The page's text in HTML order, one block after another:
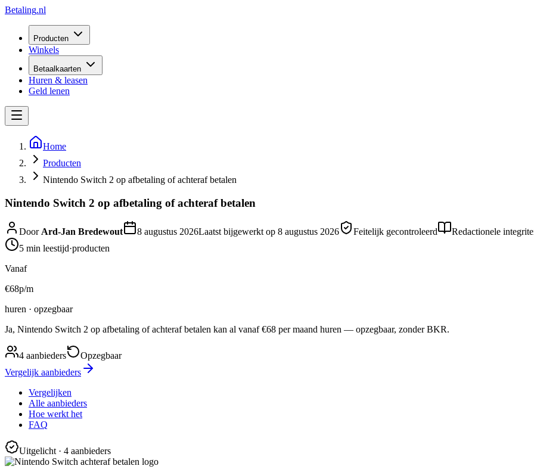
Betaling.nl
Producten
Winkels
Betaalkaarten
Huren & leasen
Geld lenen
Home
Producten
Nintendo Switch 2 op afbetaling of achteraf betalen
Nintendo Switch 2 op afbetaling of achteraf betalen
DoorArd-Jan Bredewout 8 augustus 2026Laatst bijgewerkt op 8 augustus 2026 Feitelijk gecontroleerd
Redactionele
5 min leestijd·producten
Vanaf
€68p/m
huren · opzegbaar
Ja, Nintendo Switch 2 op afbetaling of achteraf betalen kan al vanaf €68 per maand huren — opzegbaar, zonder BKR.
4 aanbieders
Opzegbaar
Vergelijk aanbieders
Vergelijken
Alle aanbieders
Hoe werkt het
FAQ
Uitgelicht· 4 aanbieders